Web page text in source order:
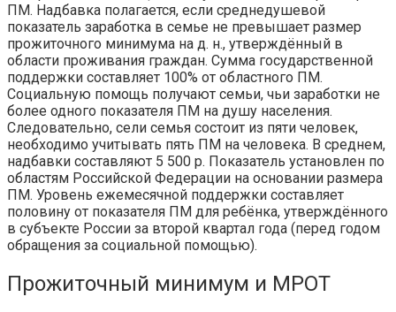
ПМ. Надбавка полагается, если среднедушевой
показатель заработка в семье не превышает размер
прожиточного минимума на д. н., утверждённый в
области проживания граждан. Сумма государственной
поддержки составляет 100% от областного ПМ.
Социальную помощь получают семьи, чьи заработки не
более одного показателя ПМ на душу населения.
Следовательно, сели семья состоит из пяти человек,
необходимо учитывать пять ПМ на человека. В среднем,
надбавки составляют 5 500 р. Показатель установлен по
областям Российской Федерации на основании размера
ПМ. Уровень ежемесячной поддержки составляет
половину от показателя ПМ для ребёнка, утверждённого
в субъекте России за второй квартал года (перед годом
обращения за социальной помощью).
Прожиточный минимум и МРОТ